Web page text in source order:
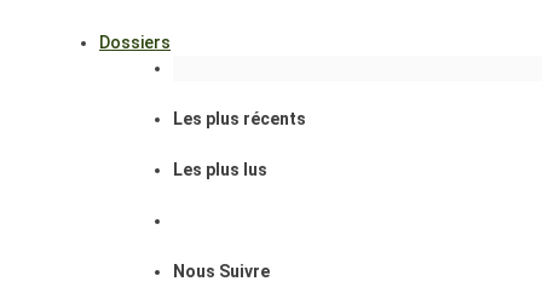
Dossiers
Les plus récents
Les plus lus
Nous Suivre